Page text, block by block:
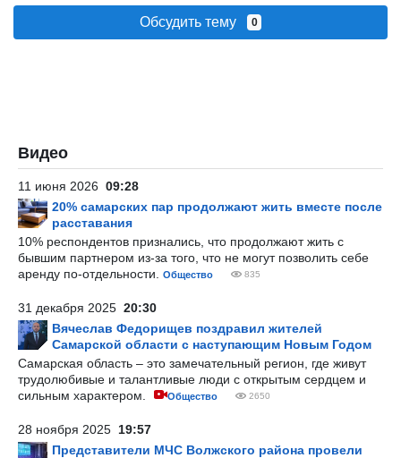
Обсудить тему 0
Видео
11 июня 2026 09:28
20% самарских пар продолжают жить вместе после
расставания
10% респондентов признались, что продолжают жить с
бывшим партнером из-за того, что не могут позволить себе
аренду по-отдельности.
Общество 835
31 декабря 2025 20:30
Вячеслав Федорищев поздравил жителей
Самарской области с наступающим Новым Годом
Самарская область – это замечательный регион, где живут
трудолюбивые и талантливые люди с открытым сердцем и
сильным характером.
Общество 2650
28 ноября 2025 19:57
Представители МЧС Волжского района провели